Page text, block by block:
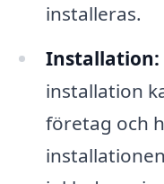
installeras.
Installation:
installation
företag och